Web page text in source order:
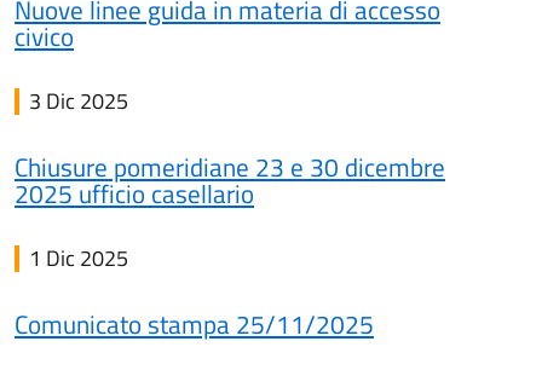
Nuove linee guida in materia di accesso
civico
3 Dic 2025
Chiusure pomeridiane 23 e 30 dicembre
2025 ufficio casellario
1 Dic 2025
Comunicato stampa 25/11/2025